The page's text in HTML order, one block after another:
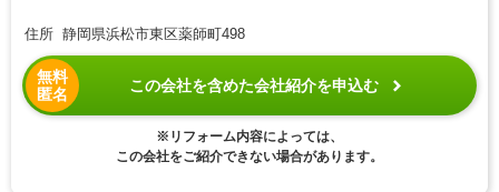
無料
匿名
※リフォーム内容によっては、
この会社をご紹介できない場合があります。